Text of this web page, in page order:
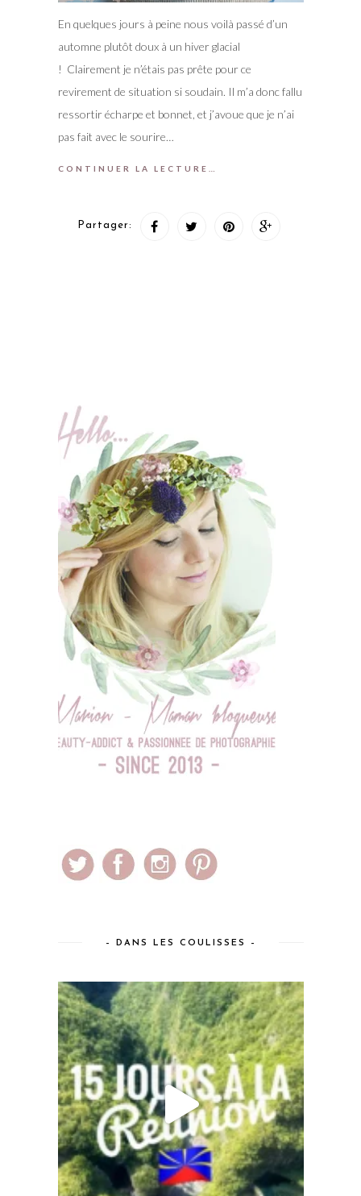
En quelques jours à peine nous voilà passé d’un
automne plutôt doux à un hiver glacial
! Clairement je n’étais pas prête pour ce
revirement de situation si soudain. Il m’a donc fallu
ressortir écharpe et bonnet, et j’avoue que je n’ai
pas fait avec le sourire…
CONTINUER LA LECTURE…
Partager:
– DANS LES COULISSES –